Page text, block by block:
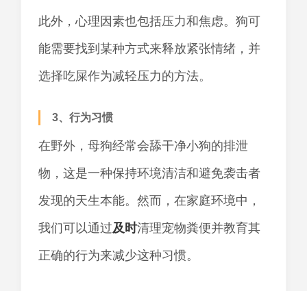
此外，心理因素也包括压力和焦虑。狗可
能需要找到某种方式来释放紧张情绪，并
选择吃屎作为减轻压力的方法。
3、行为习惯
在野外，母狗经常会舔干净小狗的排泄
物，这是一种保持环境清洁和避免袭击者
发现的天生本能。然而，在家庭环境中，
我们可以通过及时清理宠物粪便并教育其
正确的行为来减少这种习惯。